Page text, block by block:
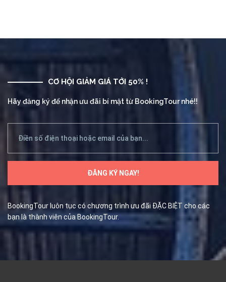
CƠ HỘI GIẢM GIÁ TỚI 50% !
Hãy đăng ký để nhận ưu đãi bí mật từ BookingTour nhé!!
BookingTour luôn tục có chương trình ưu đãi ĐẶC BIỆT cho các
bạn là thành viên của BookingTour.